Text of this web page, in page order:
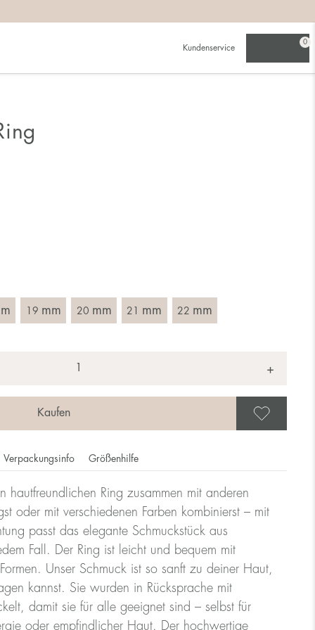
Kundenservice
0
19 mm 20 mm 21 mm 22 mm
+
Verpackungsinfo Größenhilfe
Ring zusammen mit anderen
oder mit verschiedenen Farben kombinierst – mit
passt das elegante Schmuckstück aus
Fall. Der Ring ist leicht und bequem mit
Unser Schmuck ist so sanft zu deiner Haut,
kannst. Sie wurden in Rücksprache mit
damit sie für alle geeignet sind – selbst für
oder empfindlicher Haut. Der hochwertige
als für einen schmalen.
dem Durchmesser des Rings, die Größe eines
Größe UK Größe US